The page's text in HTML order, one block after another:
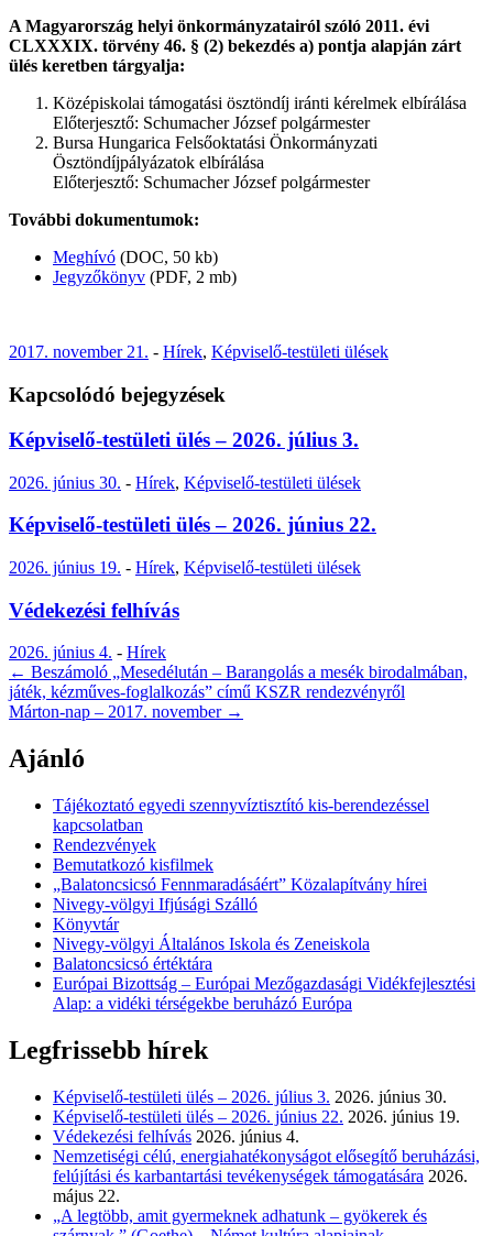
A Magyarország helyi önkormányzatairól szóló 2011. évi
CLXXXIX. törvény 46. § (2) bekezdés a) pontja alapján zárt
ülés keretben tárgyalja:
Középiskolai támogatási ösztöndíj iránti kérelmek elbírálása
Előterjesztő: Schumacher József polgármester
Bursa Hungarica Felsőoktatási Önkormányzati
Ösztöndíjpályázatok elbírálása
Előterjesztő: Schumacher József polgármester
További dokumentumok:
Meghívó (DOC, 50 kb)
Jegyzőkönyv (PDF, 2 mb)
2017. november 21. - Hírek, Képviselő-testületi ülések
Kapcsolódó bejegyzések
Képviselő-testületi ülés – 2026. július 3.
2026. június 30. - Hírek, Képviselő-testületi ülések
Képviselő-testületi ülés – 2026. június 22.
2026. június 19. - Hírek, Képviselő-testületi ülések
Védekezési felhívás
2026. június 4. - Hírek
Post
navigation
← Beszámoló „Mesedélután – Barangolás a mesék birodalmában,
játék, kézműves-foglalkozás” című KSZR rendezvényről
Márton-nap – 2017. november →
Ajánló
Tájékoztató egyedi szennyvíztisztító kis-berendezéssel
kapcsolatban
Rendezvények
Bemutatkozó kisfilmek
„Balatoncsicsó Fennmaradásáért” Közalapítvány hírei
Nivegy-völgyi Ifjúsági Szálló
Könyvtár
Nivegy-völgyi Általános Iskola és Zeneiskola
Balatoncsicsó értéktára
Európai Bizottság – Európai Mezőgazdasági Vidékfejlesztési
Alap: a vidéki térségekbe beruházó Európa
Legfrissebb hírek
Képviselő-testületi ülés – 2026. július 3. 2026. június 30.
Képviselő-testületi ülés – 2026. június 22. 2026. június 19.
Védekezési felhívás 2026. június 4.
Nemzetiségi célú, energiahatékonyságot elősegítő beruházási,
felújítási és karbantartási tevékenységek támogatására 2026.
május 22.
„A legtöbb, amit gyermeknek adhatunk – gyökerek és